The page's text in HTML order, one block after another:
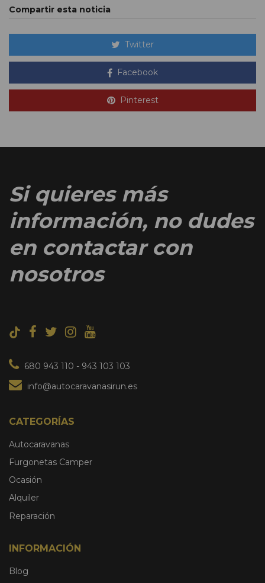
Compartir esta noticia
Twitter
Facebook
Pinterest
Si quieres más
información, no dudes
en contactar con
nosotros
680 943 110 - 943 103 103
info@autocaravanasirun.es
CATEGORÍAS
Autocaravanas
Furgonetas Camper
Ocasión
Alquiler
Reparación
INFORMACIÓN
Blog